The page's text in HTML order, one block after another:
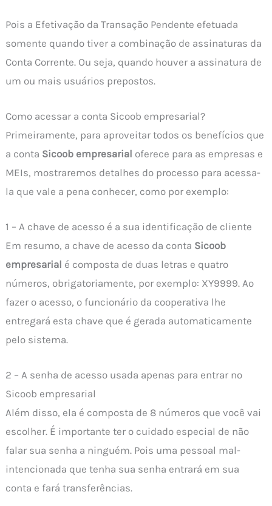
Pois a Efetivação da Transação Pendente efetuada
somente quando tiver a combinação de assinaturas da
Conta Corrente. Ou seja, quando houver a assinatura de
um ou mais usuários prepostos.
Como acessar a conta Sicoob empresarial?
Primeiramente, para aproveitar todos os benefícios que
a conta Sicoob empresarial oferece para as empresas e
MEIs, mostraremos detalhes do processo para acessa-
la que vale a pena conhecer, como por exemplo:
1 – A chave de acesso é a sua identificação de cliente
Em resumo, a chave de acesso da conta Sicoob
empresarial é composta de duas letras e quatro
números, obrigatoriamente, por exemplo: XY9999. Ao
fazer o acesso, o funcionário da cooperativa lhe
entregará esta chave que é gerada automaticamente
pelo sistema.
2 – A senha de acesso usada apenas para entrar no
Sicoob empresarial
Além disso, ela é composta de 8 números que você vai
escolher. É importante ter o cuidado especial de não
falar sua senha a ninguém. Pois uma pessoal mal-
intencionada que tenha sua senha entrará em sua
conta e fará transferências.